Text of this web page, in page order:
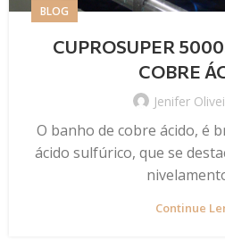
BLOG
CUPROSUPER
COBRE
Jenifer
O banho de cobre ácido, é
ácido sulfúrico, que se
Continue